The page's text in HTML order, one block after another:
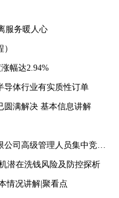
服务暖人心
幅达2.94%
导体行业有实质性订单
圆满解决 基本信息讲解
员集中竞价减持股份进展|观焦点
潜在洗钱风险及防控探析
情况讲解|聚看点